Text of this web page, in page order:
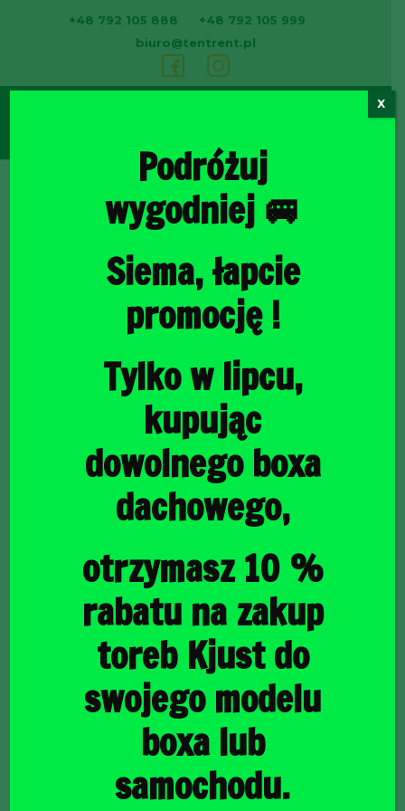
+48 792 105 888
+48 792 105 999
biuro@tentrent.pl
Torby do bagażnika
2018+ TORBY DO BAGAŻNIKA 4 SZT
FORD FOCUS
HATCHBACK 2018+
TORBY DO BAGAŻNIKA
4 SZT
Podróżuj
wygodniej 🚐
Siema, łapcie
promocję !
Tylko w lipcu,
kupując
dowolnego boxa
dachowego,
otrzymasz 10 %
rabatu na zakup
toreb Kjust do
swojego modelu
boxa lub
samochodu.
X